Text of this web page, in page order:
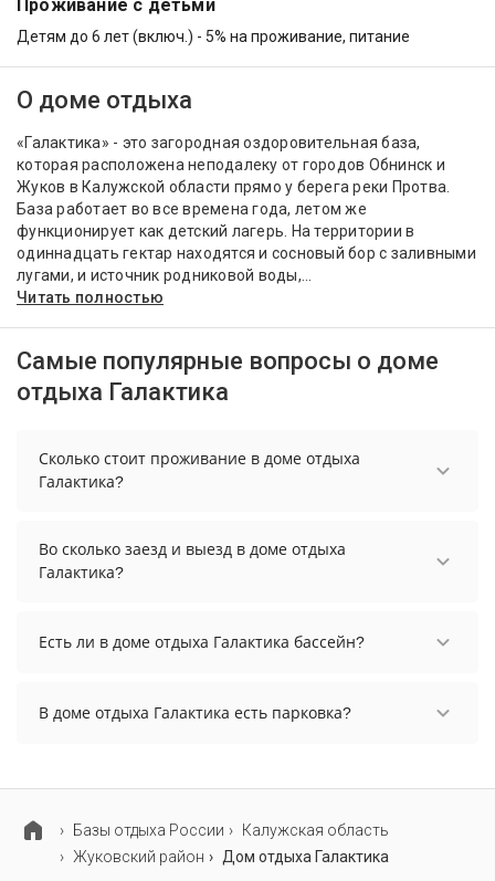
Проживание с детьми
Детям до 6 лет (включ.) - 5% на проживание, питание
О доме отдыха
«Галактика» - это загородная оздоровительная база,
которая расположена неподалеку от городов Обнинск и
Жуков в Калужской области прямо у берега реки Протва.
База работает во все времена года, летом же
функционирует как детский лагерь. На территории в
одиннадцать гектар находятся и сосновый бор с заливными
лугами, и источник родниковой воды,...
Читать полностью
Самые популярные вопросы о доме
отдыха Галактика
Сколько стоит проживание в доме отдыха
Галактика?
начинается от 2760 рублей. Чтобы увидеть
актуальные цены на проживание, выберите
Во сколько заезд и выезд в доме отдыха
Галактика?
осуществить до 12:00.
Есть ли в доме отдыха Галактика бассейн?
В доме отдыха Галактика есть парковка?
отдельно.
Базы отдыха России
Калужская область
Жуковский район
Дом отдыха Галактика